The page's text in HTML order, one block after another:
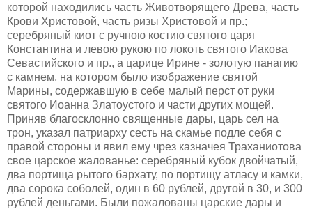
которой находились часть Животворящего Древа, часть
Крови Христовой, часть ризы Христовой и пр.;
серебряный киот с ручною костию святого царя
Константина и левою рукою по локоть святого Иакова
Севастийского и пр., а царице Ирине - золотую панагию
с камнем, на котором было изображение святой
Марины, содержавшую в себе малый перст от руки
святого Иоанна Златоустого и части других мощей.
Приняв благосклонно священные дары, царь сел на
трон, указал патриарху сесть на скамье подле себя с
правой стороны и явил ему чрез казначея Траханиотова
свое царское жалованье: серебряный кубок двойчатый,
два портища рытого бархату, по портищу атласу и камки,
два сорока соболей, один в 60 рублей, другой в 30, и 300
рублей деньгами. Были пожалованы царские дары и